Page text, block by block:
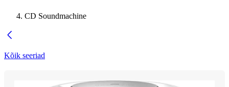
CD Soundmachine
Kõik seeriad